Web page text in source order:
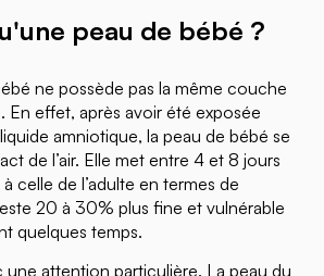
peau de bébé ?
ne possède pas la même couche
En effet, après avoir été exposée
amniotique, la peau de bébé se
de l’air. Elle met entre 4 et 8 jours
celle de l’adulte en termes de
20 à 30% plus fine et vulnérable
quelques temps.
une attention particulière. La peau du